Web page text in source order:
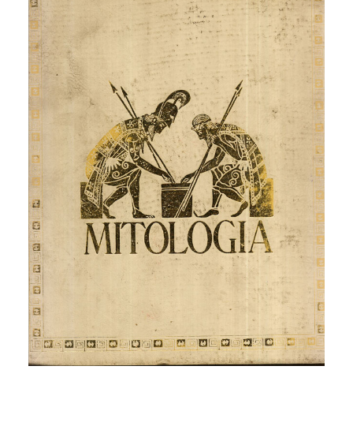
QUIENES SOMOS
CATEGORÍAS
AUTORES DESTACADOS
GLOSARIO
CONTACTO